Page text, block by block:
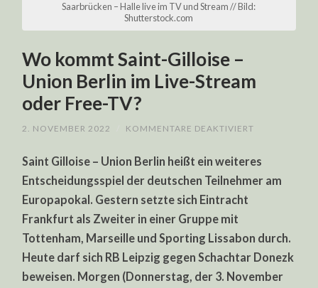
Saarbrücken – Halle live im TV und Stream // Bild:
Shutterstock.com
Wo kommt Saint-Gilloise –
Union Berlin im Live-Stream
oder Free-TV?
2. NOVEMBER 2022 KOMMENTARE DEAKTIVIERT
SAINT-
–
STREAM
ODER
FREE-
Saint Gilloise – Union Berlin heißt ein weiteres
Entscheidungsspiel der deutschen Teilnehmer am
Europapokal. Gestern setzte sich Eintracht
Frankfurt als Zweiter in einer Gruppe mit
Tottenham, Marseille und Sporting Lissabon durch.
Heute darf sich RB Leipzig gegen Schachtar Donezk
beweisen. Morgen (Donnerstag, der 3. November